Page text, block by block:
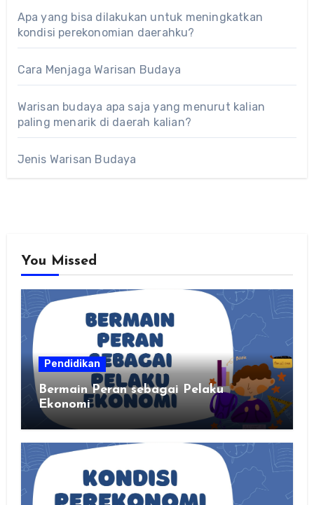
Apa yang bisa dilakukan untuk meningkatkan
kondisi perekonomian daerahku?
Cara Menjaga Warisan Budaya
Warisan budaya apa saja yang menurut kalian
paling menarik di daerah kalian?
Jenis Warisan Budaya
You Missed
Pendidikan
Bermain Peran sebagai Pelaku
Ekonomi